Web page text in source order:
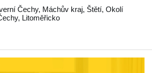
Čechy, Máchův kraj, Štětí, Okolí
, Litoměřicko